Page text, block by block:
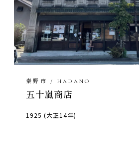
秦野市 / HADANO
五十嵐商店
1925 (大正14年)